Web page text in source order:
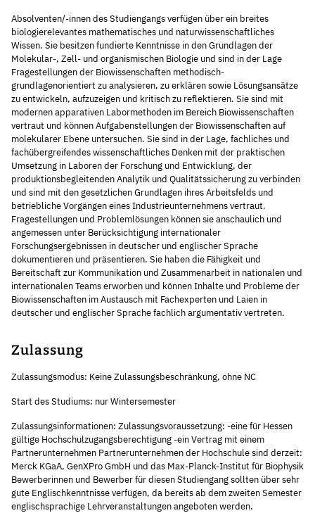
Absolventen/-innen des Studiengangs verfügen über ein breites
biologierelevantes mathematisches und naturwissenschaftliches
Wissen. Sie besitzen fundierte Kenntnisse in den Grundlagen der
Molekular-, Zell- und organismischen Biologie und sind in der Lage
Fragestellungen der Biowissenschaften methodisch-
grundlagenorientiert zu analysieren, zu erklären sowie Lösungsansätze
zu entwickeln, aufzuzeigen und kritisch zu reflektieren. Sie sind mit
modernen apparativen Labormethoden im Bereich Biowissenschaften
vertraut und können Aufgabenstellungen der Biowissenschaften auf
molekularer Ebene untersuchen. Sie sind in der Lage, fachliches und
fachübergreifendes wissenschaftliches Denken mit der praktischen
Umsetzung in Laboren der Forschung und Entwicklung, der
produktionsbegleitenden Analytik und Qualitätssicherung zu verbinden
und sind mit den gesetzlichen Grundlagen ihres Arbeitsfelds und
betriebliche Vorgängen eines Industrieunternehmens vertraut.
Fragestellungen und Problemlösungen können sie anschaulich und
angemessen unter Berücksichtigung internationaler
Forschungsergebnissen in deutscher und englischer Sprache
dokumentieren und präsentieren. Sie haben die Fähigkeit und
Bereitschaft zur Kommunikation und Zusammenarbeit in nationalen und
internationalen Teams erworben und können Inhalte und Probleme der
Biowissenschaften im Austausch mit Fachexperten und Laien in
deutscher und englischer Sprache fachlich argumentativ vertreten.
Zulassung
Zulassungsmodus: Keine Zulassungsbeschränkung, ohne NC
Start des Studiums: nur Wintersemester
Zulassungsinformationen: Zulassungsvoraussetzung: -eine für Hessen
gültige Hochschulzugangsberechtigung -ein Vertrag mit einem
Partnerunternehmen Partnerunternehmen der Hochschule sind derzeit:
Merck KGaA, GenXPro GmbH und das Max-Planck-Institut für Biophysik
Bewerberinnen und Bewerber für diesen Studiengang sollten über sehr
gute Englischkenntnisse verfügen, da bereits ab dem zweiten Semester
englischsprachige Lehrveranstaltungen angeboten werden.